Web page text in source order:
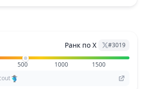
Ранк по X #3019
500 1000
1500